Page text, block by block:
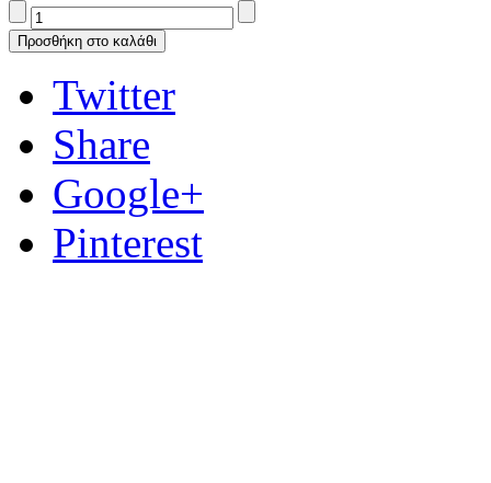
Προσθήκη στο καλάθι
Twitter
Share
Google+
Pinterest